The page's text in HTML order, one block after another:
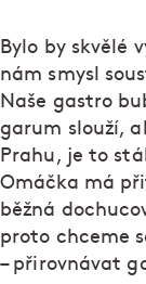
Bylo by skvělé
nám smysl
Naše gastro
garum slouží,
Prahu, je to
Omáčka má
běžná
proto chceme
– přirovnávat